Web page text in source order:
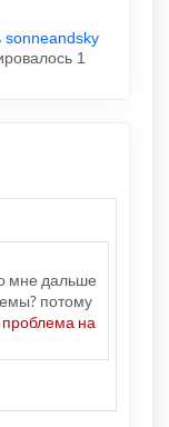
sonneandsky
1
мне дальше
потому
проблема на